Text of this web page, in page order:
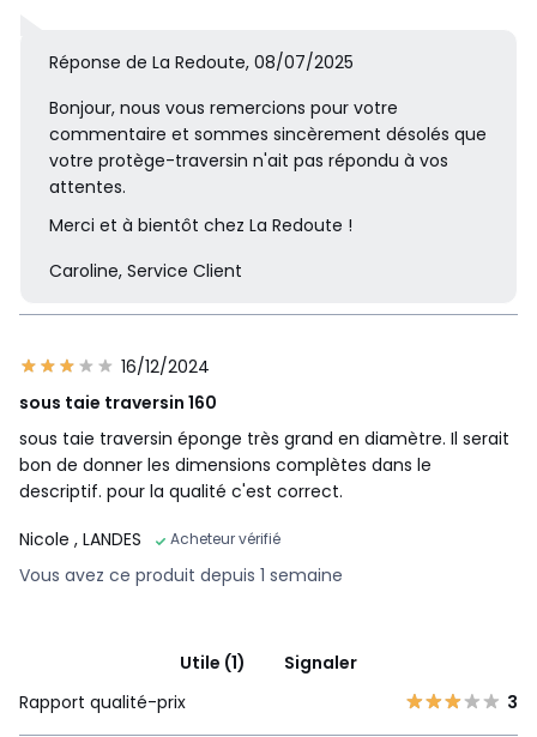
Réponse de La Redoute, 08/07/2025
Bonjour, nous vous remercions pour votre
commentaire et sommes sincèrement désolés que
votre protège-traversin n'ait pas répondu à vos
attentes.
Merci et à bientôt chez La Redoute !
Caroline, Service Client
16/12/2024
sous taie traversin 160
sous taie traversin éponge très grand en diamètre. Il serait
bon de donner les dimensions complètes dans le
descriptif. pour la qualité c'est correct.
Nicole , LANDES Acheteur vérifié
Vous avez ce produit depuis 1 semaine
Utile (1)
Signaler
Rapport qualité-prix
3